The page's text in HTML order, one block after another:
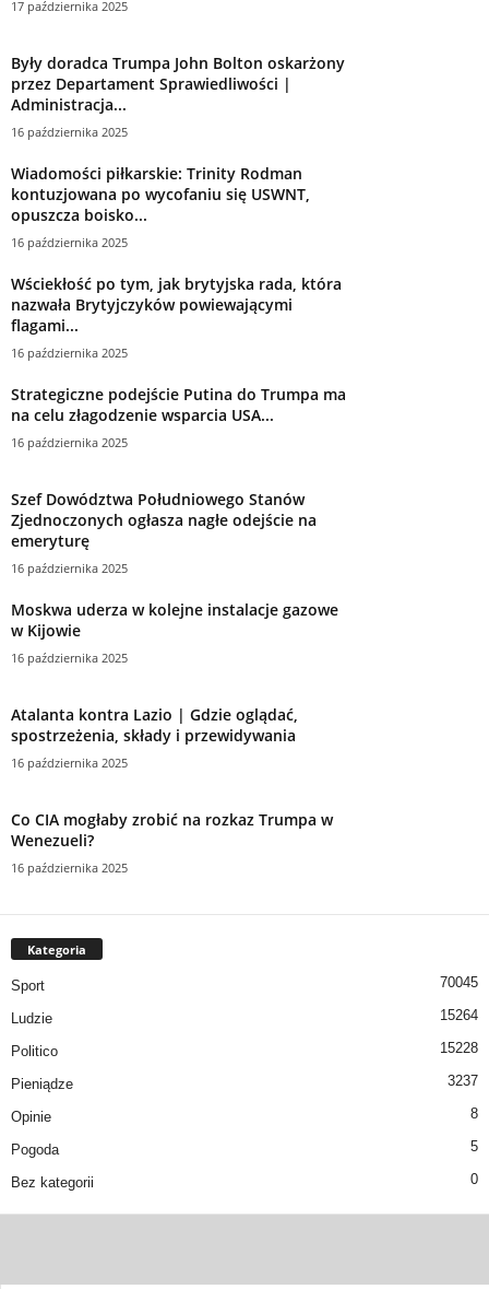
17 października 2025
Były doradca Trumpa John Bolton oskarżony
przez Departament Sprawiedliwości |
Administracja...
16 października 2025
Wiadomości piłkarskie: Trinity Rodman
kontuzjowana po wycofaniu się USWNT,
opuszcza boisko...
16 października 2025
Wściekłość po tym, jak brytyjska rada, która
nazwała Brytyjczyków powiewającymi
flagami...
16 października 2025
Strategiczne podejście Putina do Trumpa ma
na celu złagodzenie wsparcia USA...
16 października 2025
Szef Dowództwa Południowego Stanów
Zjednoczonych ogłasza nagłe odejście na
emeryturę
16 października 2025
Moskwa uderza w kolejne instalacje gazowe
w Kijowie
16 października 2025
Atalanta kontra Lazio | Gdzie oglądać,
spostrzeżenia, składy i przewidywania
16 października 2025
Co CIA mogłaby zrobić na rozkaz Trumpa w
Wenezueli?
16 października 2025
Kategoria
Sport 70045
Ludzie 15264
Politico 15228
Pieniądze 3237
Opinie 8
Pogoda 5
Bez kategorii 0